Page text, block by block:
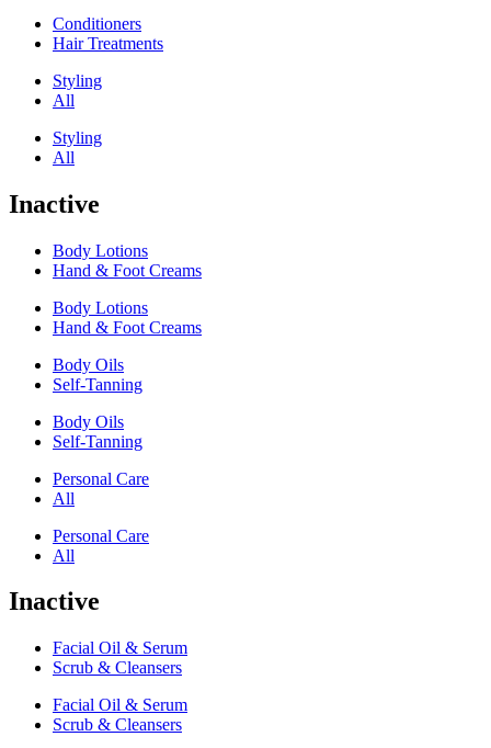
Conditioners
Hair Treatments
Styling
All
Styling
All
Inactive
Body Lotions
Hand & Foot Creams
Body Lotions
Hand & Foot Creams
Body Oils
Self-Tanning
Body Oils
Self-Tanning
Personal Care
All
Personal Care
All
Inactive
Facial Oil & Serum
Scrub & Cleansers
Facial Oil & Serum
Scrub & Cleansers